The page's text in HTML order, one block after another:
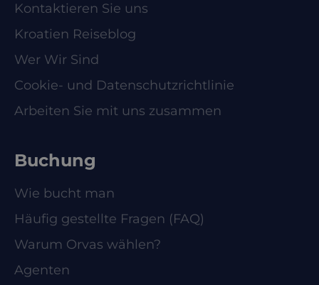
Kontaktieren Sie uns
Kroatien Reiseblog
Wer Wir Sind
Cookie- und Datenschutzrichtlinie
Arbeiten Sie mit uns zusammen
Buchung
Wie bucht man
Häufig gestellte Fragen (FAQ)
Warum Orvas wählen?
Agenten